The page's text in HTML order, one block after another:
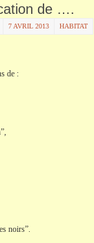
de ….
7 AVRIL 2013 HABITAT
de :
noirs”.